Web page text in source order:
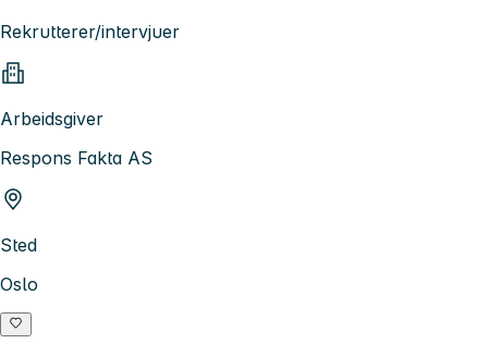
Rekrutterer/intervjuer
Arbeidsgiver
Respons Fakta AS
Sted
Oslo